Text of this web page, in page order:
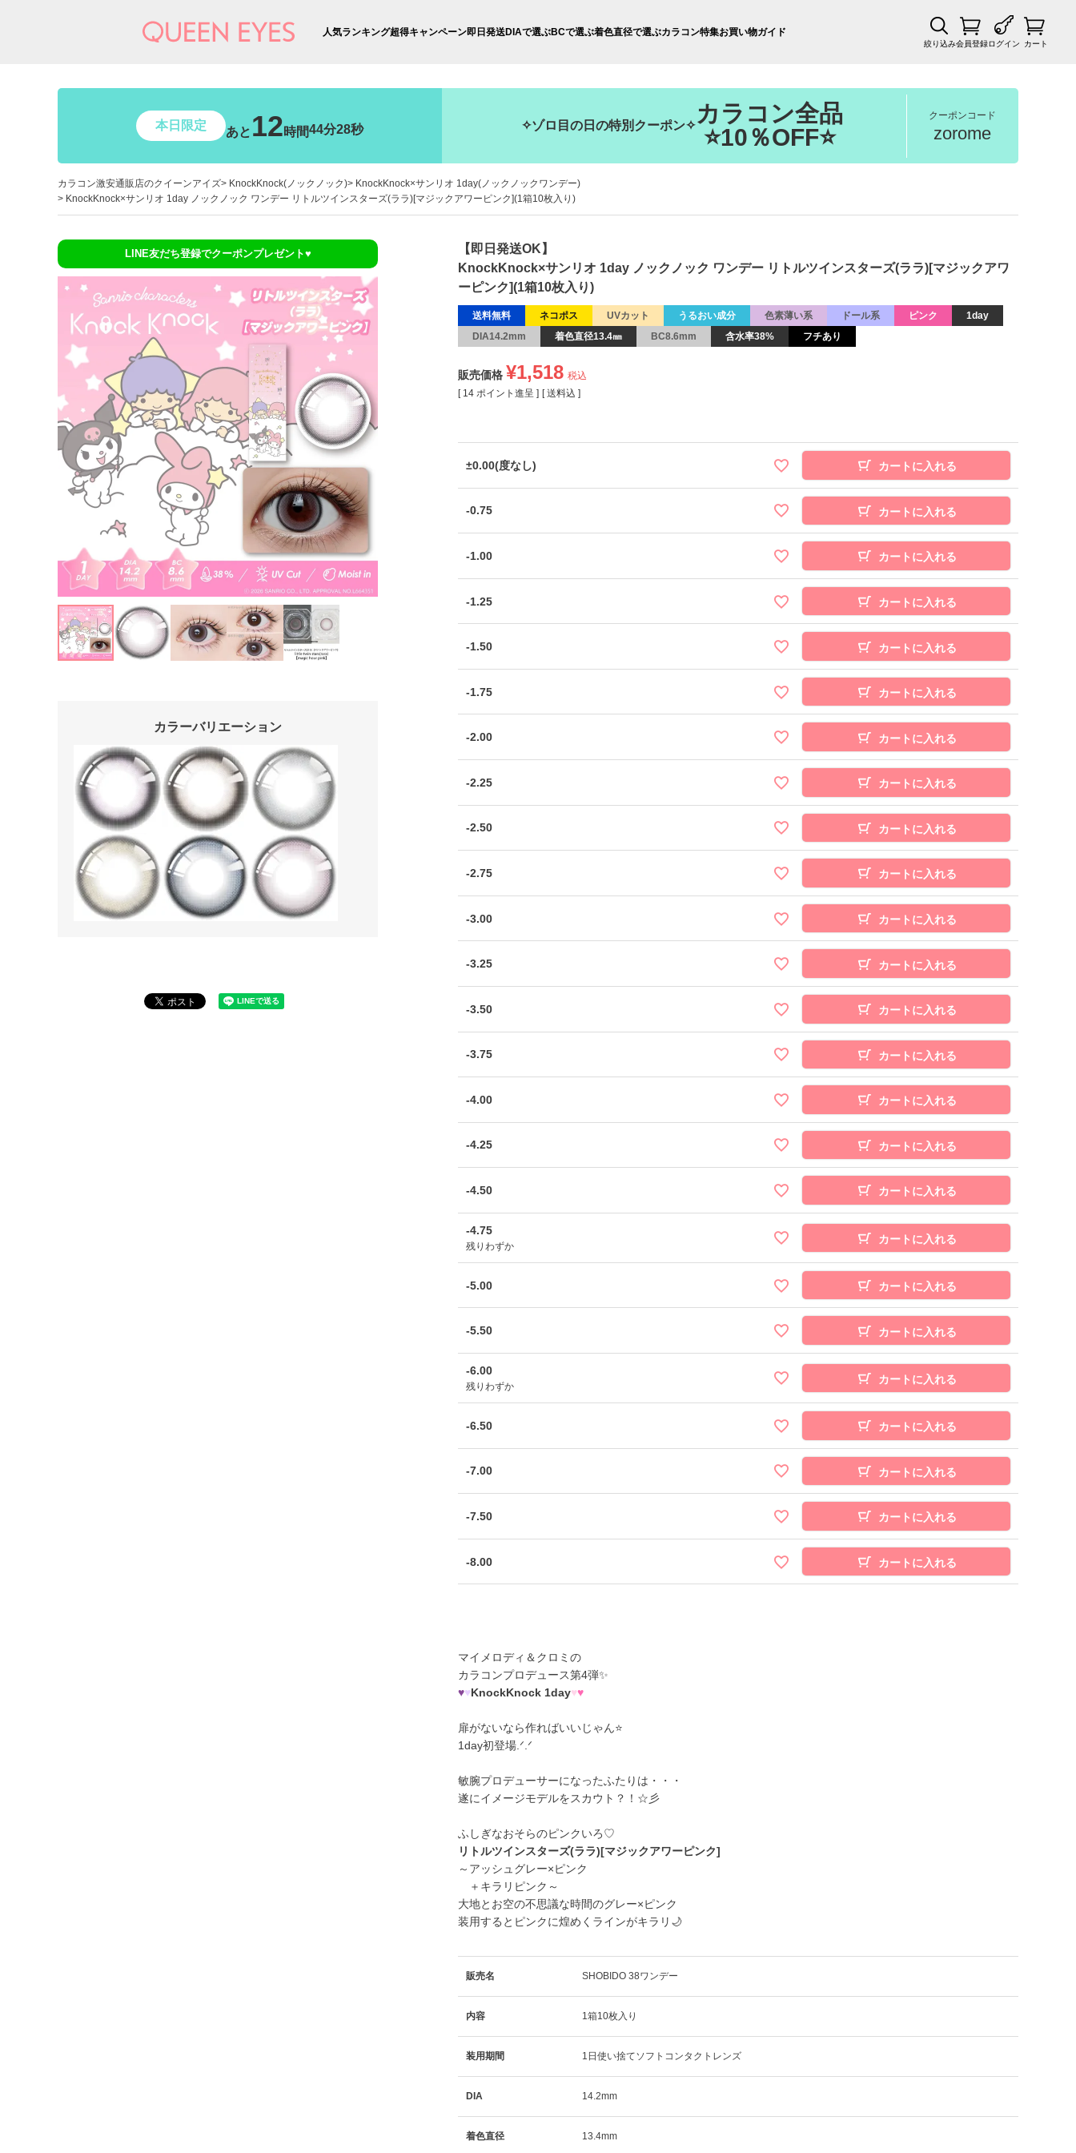
人気ランキング超得キャンペーン即日発送DIAで選ぶBCで選ぶ着色直径で選ぶカラコン特集お買い物ガイド
絞り込み会員登録ログイン カート
本日限定 あと 12時間44分26秒 ✧ゾロ目の日の特別クーポン✧ カラコン全品
⭐10％OFF⭐
クーポンコード
zorome
カラコン激安通販店のクイーンアイズ KnockKnock(ノックノック)
KnockKnock×サンリオ 1day(ノックノックワンデー)
KnockKnock×サンリオ 1day ノックノック ワンデー リトルツインスターズ(ララ)[マジックアワーピンク](1箱10枚入り)
LINE友だち登録でクーポンプレゼント♥
カラーバリエーション
【即日発送OK】
KnockKnock×サンリオ 1day ノックノック ワンデー リトルツインスターズ(ララ)[マジックアワ
ーピンク](1箱10枚入り)
送料無料 ネコポス UVカット うるおい成分 色素薄い系 ドール系 ピンク
1day
DIA14.2mm
着色直径13.4㎜ BC8.6mm 含水率38% フチあり
販売価格 ¥1,518 税込
[ 14 ポイント進呈 ] 送料込
±0.00(度なし) カートに入れる
-0.75 カートに入れる
-1.00 カートに入れる
-1.25 カートに入れる
-1.50 カートに入れる
-1.75 カートに入れる
-2.00 カートに入れる
-2.25 カートに入れる
-2.50 カートに入れる
-2.75 カートに入れる
-3.00 カートに入れる
-3.25 カートに入れる
-3.50 カートに入れる
-3.75 カートに入れる
-4.00 カートに入れる
-4.25 カートに入れる
-4.50 カートに入れる
-4.75
残りわずか
カートに入れる
-5.00 カートに入れる
-5.50 カートに入れる
-6.00
残りわずか
カートに入れる
-6.50 カートに入れる
-7.00 カートに入れる
-7.50 カートに入れる
-8.00 カートに入れる
マイメロディ＆クロミの
カラコンプロデュース第4弾✨
♥♥KnockKnock 1day♥♥
扉がないなら作ればいいじゃん⭐
1day初登場.ᐟ.ᐟ
敏腕プロデューサーになったふたりは・・・
遂にイメージモデルをスカウト？！☆彡
ふしぎなおそらのピンクいろ♡
リトルツインスターズ(ララ)[マジックアワーピンク]
～アッシュグレー×ピンク
＋キラリピンク～
大地とお空の不思議な時間のグレー×ピンク
装用するとピンクに煌めくラインがキラリ🌙
販売名 SHOBIDO 38ワンデー
内容 1箱10枚入り
装用期間 1日使い捨てソフトコンタクトレンズ
DIA 14.2mm
着色直径 13.4mm